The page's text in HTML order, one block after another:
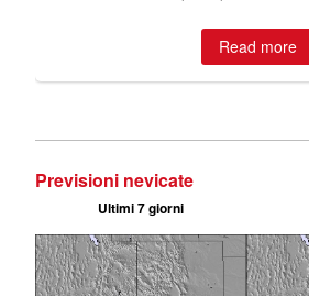
Previsioni nevicate
Ultimi 7 giorni